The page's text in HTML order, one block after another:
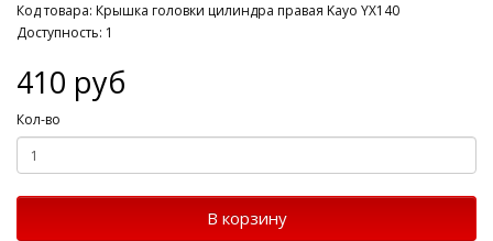
Код товара: Крышка головки цилиндра правая Kayo YX140
Доступность: 1
410 руб
Кол-во
В корзину